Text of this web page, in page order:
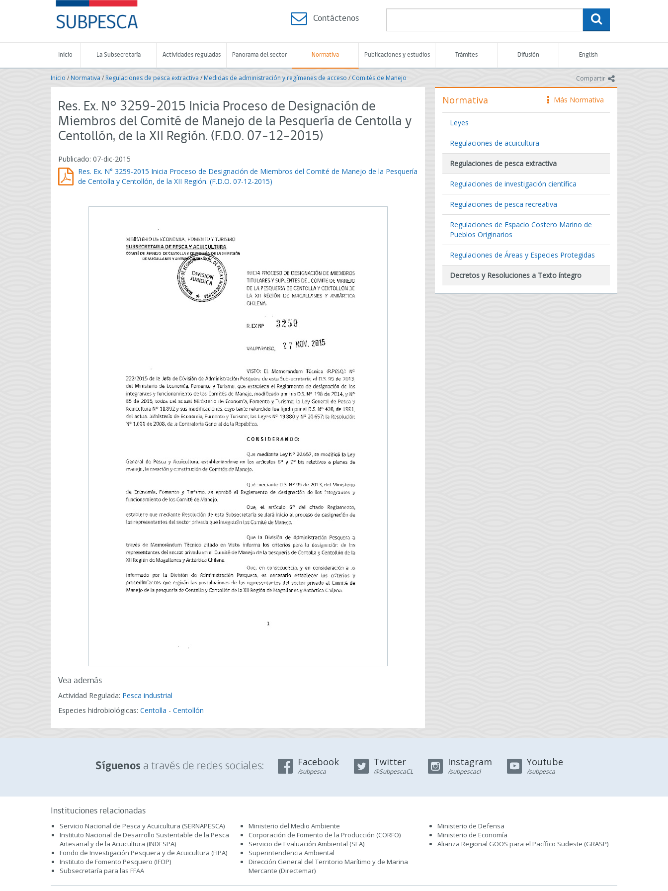
-
Subsecretaría
de
Pesca
Acuicultura
-
de
Chile
Contáctenos
Inicio La Subsecretaría Actividades reguladas Panorama del sector Normativa Publicaciones y estudios Trámites Difusión English
Compartir icono
Inicio /Normativa / Regulaciones de pesca extractiva /Medidas de administración y regímenes de acceso / Comités de Manejo
Res. Ex. N° 3259-2015 Inicia Proceso de Designación de
Miembros del Comité de Manejo de la Pesquería de Centolla y
Centollón, de la XII Región. (F.D.O. 07-12-2015)
Publicado: 07-dic-2015
Res. Ex. N° 3259-2015 Inicia Proceso de Designación de Miembros del Comité de Manejo de la Pesquería
de Centolla y Centollón, de la XII Región. (F.D.O. 07-12-2015)
Vea además
Actividad Regulada: Pesca industrial
Especies hidrobiológicas: Centolla - Centollón
icono
Más Normativa
Normativa
Leyes
Regulaciones de acuicultura
Regulaciones de pesca extractiva
Regulaciones de investigación científica
Regulaciones de pesca recreativa
Regulaciones de Espacio Costero Marino de
Pueblos Originarios
Regulaciones de Áreas y Especies Protegidas
Decretos y Resoluciones a Texto íntegro
Síguenos a través de redes sociales: Facebook
/subpesca
Twitter
@SubpescaCL
Instagram
/subpescacl
Youtube
/subpesca
Instituciones relacionadas
Servicio Nacional de Pesca y Acuicultura (SERNAPESCA)
Instituto Nacional de Desarrollo Sustentable de la Pesca
Artesanal y de la Acuicultura (INDESPA)
Fondo de Investigación Pesquera y de Acuicultura (FIPA)
Instituto de Fomento Pesquero (IFOP)
Subsecretaría para las FFAA
Ministerio del Medio Ambiente
Corporación de Fomento de la Producción (CORFO)
Servicio de Evaluación Ambiental (SEA)
Superintendencia Ambiental
Dirección General del Territorio Marítimo y de Marina
Mercante (Directemar)
Ministerio de Defensa
Ministerio de Economía
Alianza Regional GOOS para el Pacífico Sudeste (GRASP)